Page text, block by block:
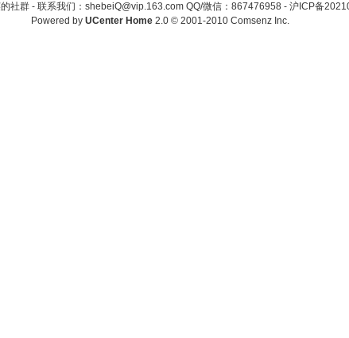
社群 - 联系我们：shebeiQ@vip.163.com QQ/微信：867476958- 沪ICP备
Powered by UCenter Home 2.0© 2001-2010 Comsenz Inc.